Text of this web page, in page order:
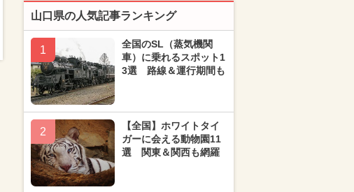
山口県の人気記事ランキング
1
全国のSL（蒸気機関
車）に乗れるスポット1
3選 路線＆運行期間も
2
【全国】ホワイトタイ
ガーに会える動物園11
選 関東＆関西も網羅